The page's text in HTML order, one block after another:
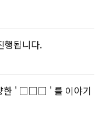
행됩니다.
한 ' □□□ ' 를 이야기